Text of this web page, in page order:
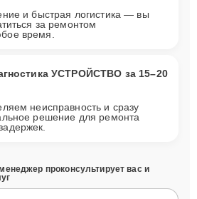
и быстрая логистика — вы
за ремонтом
время.
УСТРОЙСТВО за 15–20
неисправность и сразу
решение для ремонта
проконсультирует вас и